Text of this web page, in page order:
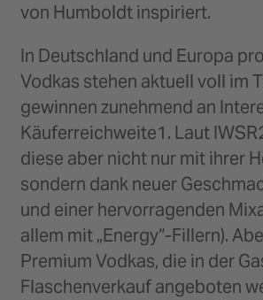
von Humboldt inspiriert.
In Deutschland und Europa
Vodkas stehen aktuell voll im
gewinnen zunehmend an
Käuferreichweite1. Laut
diese aber nicht nur mit ihrer
sondern dank neuer
und einer hervorragenden
allem mit „Energy“-Fillern).
Premium Vodkas, die in der
Flaschenverkauf angeboten